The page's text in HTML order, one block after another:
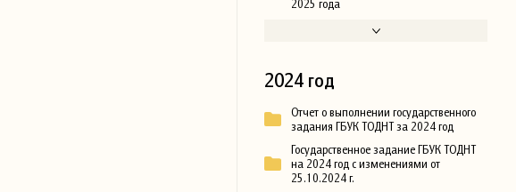
2025 года
2024 год
Отчет о выполнении государственного
задания ГБУК ТОДНТ за 2024 год
Государственное задание ГБУК ТОДНТ
на 2024 год с изменениями от
25.10.2024 г.